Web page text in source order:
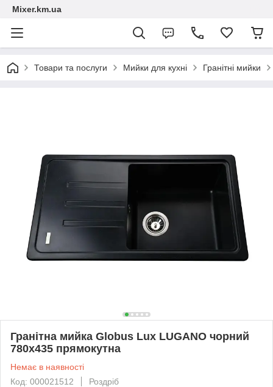
Mixer.km.ua
Товари та послуги Мийки для кухні Гранітні мийки
Гранітна мийка Globus Lux LUGANO чорний
780х435 прямокутна
Немає в наявності
Код: 000021512
Роздріб